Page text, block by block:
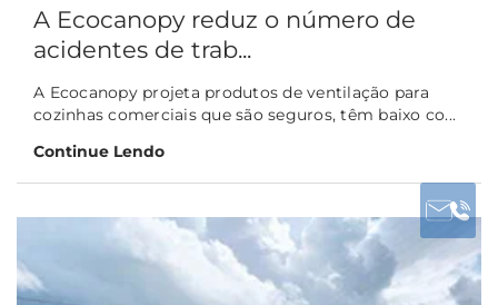
A Ecocanopy reduz o número de
acidentes de trab...
A Ecocanopy projeta produtos de ventilação para
cozinhas comerciais que são seguros, têm baixo co...
Continue Lendo